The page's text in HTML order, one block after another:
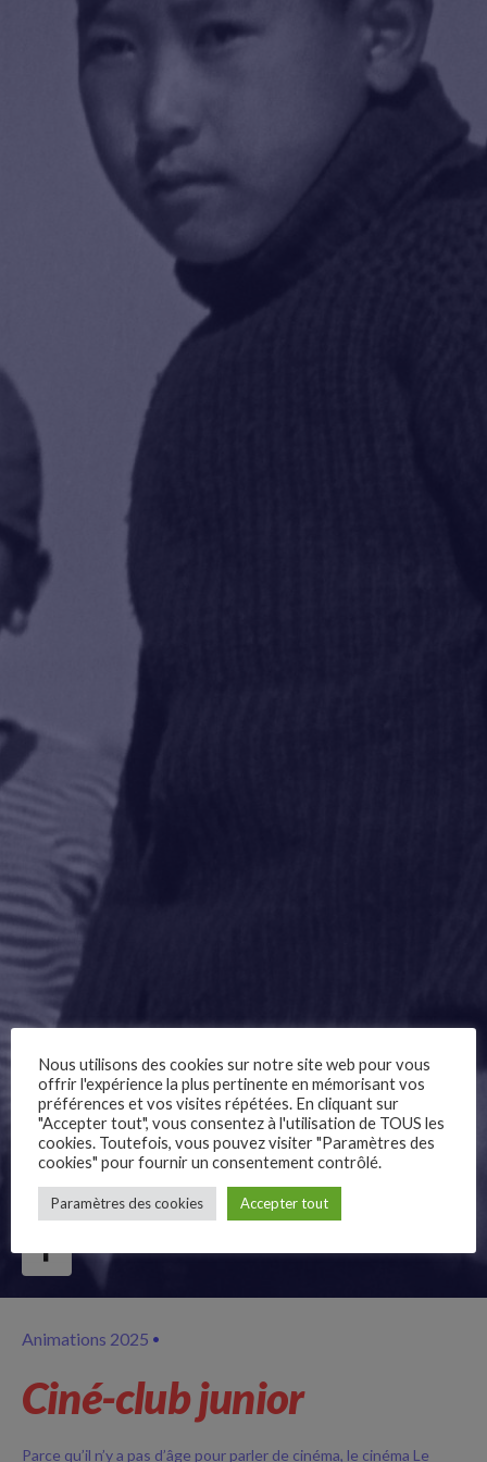
Follow Us
Animations 2025
Ciné-club junior
Parce qu’il n’y a pas d’âge pour parler de cinéma, le cinéma Le
Nous utilisons des cookies sur notre site web pour vous
offrir l'expérience la plus pertinente en mémorisant vos
préférences et vos visites répétées. En cliquant sur
"Accepter tout", vous consentez à l'utilisation de TOUS les
cookies. Toutefois, vous pouvez visiter "Paramètres des
cookies" pour fournir un consentement contrôlé.
Paramètres des cookies Accepter tout